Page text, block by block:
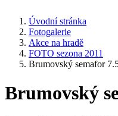
Úvodní stránka
Fotogalerie
Akce na hradě
FOTO sezona 2011
Brumovský semafor
Brumovský